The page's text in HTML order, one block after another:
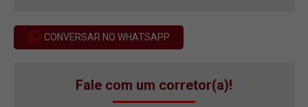
CONVERSAR NO WHATSAPP
Fale com um corretor(a)!